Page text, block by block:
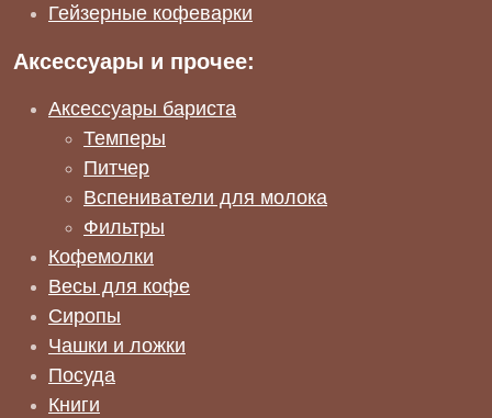
Гейзерные кофеварки
Аксессуары и прочее:
Аксессуары бариста
Темперы
Питчер
Вспениватели для молока
Фильтры
Кофемолки
Весы для кофе
Сиропы
Чашки и ложки
Посуда
Книги